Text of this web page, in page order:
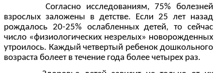
Согласно исследованиям, 75% болезней
взрослых заложены в детстве. Если 25 лет назад
рождалось 20-25% ослабленных детей, то сейчас
число «физиологических незрелых» новорожденных
утроилось. Каждый четвертый ребенок дошкольного
возраста болеет в течение года более четырех раз.